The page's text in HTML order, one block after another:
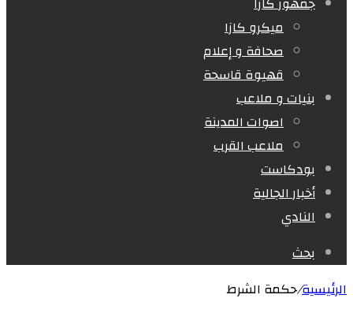
ميكرو كازا
صحافة و إعلام
قهيوة قاسحة
بنيات و ملاعب
اصوات المدينة
ملاعب القرب
بودكاست
أخبار الجالية
النادي
بحث
الرئيسية/حكمة الشرط